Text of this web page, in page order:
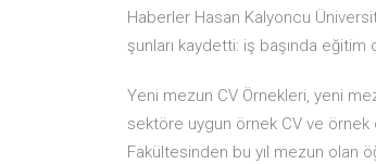
Haberler Hasan Kalyoncu
şunları kaydetti: iş başında eğitim
Yeni mezun CV Örnekleri, yeni
sektöre uygun örnek CV ve örnek
Fakültesinden bu yıl mezun olan